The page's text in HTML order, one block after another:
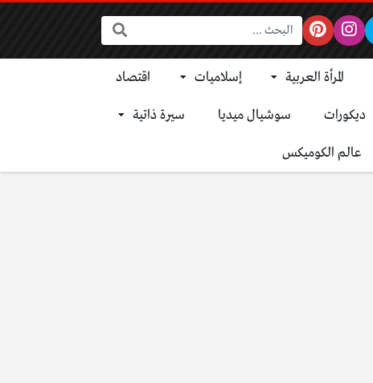
البحث:
المرأة العربية إسلاميات اقتصاد
ديكورات سوشيال ميديا سيرة ذاتية
عالم الكوميكس